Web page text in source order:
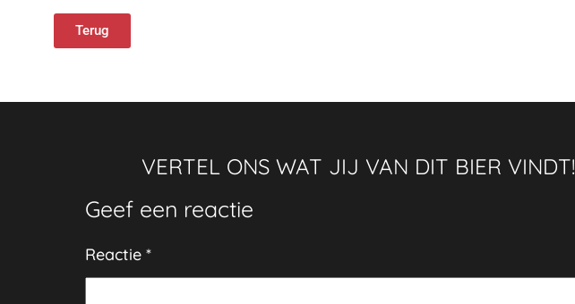
Terug
VERTEL ONS WAT JIJ VAN DIT BIER VINDT!
Geef een reactie
Reactie *